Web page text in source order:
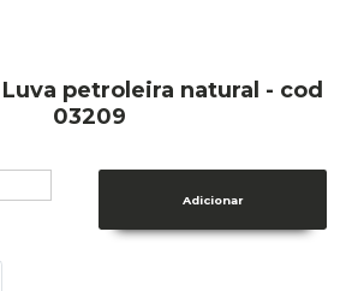
petroleira natural - cod
03209